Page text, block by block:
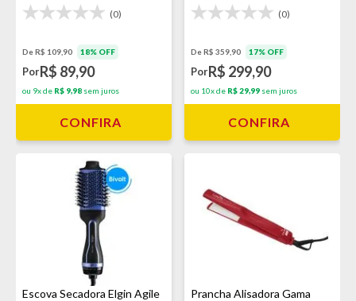
(0)
De R$ 109,90 18% OFF
PorR$ 89,90
ou 9x de R$ 9,98 sem juros
CONFIRA
(0)
De R$ 359,90 17% OFF
PorR$ 299,90
ou 10x de R$ 29,99 sem juros
CONFIRA
Escova Secadora Elgin Agile
Prancha Alisadora Gama